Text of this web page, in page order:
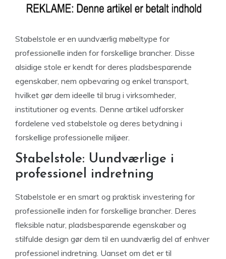
Stabelstole er en uundværlig møbeltype for
professionelle inden for forskellige brancher. Disse
alsidige stole er kendt for deres pladsbesparende
egenskaber, nem opbevaring og enkel transport,
hvilket gør dem ideelle til brug i virksomheder,
institutioner og events. Denne artikel udforsker
fordelene ved stabelstole og deres betydning i
forskellige professionelle miljøer.
Stabelstole: Uundværlige i
professionel indretning
Stabelstole er en smart og praktisk investering for
professionelle inden for forskellige brancher. Deres
fleksible natur, pladsbesparende egenskaber og
stilfulde design gør dem til en uundværlig del af enhver
professionel indretning. Uanset om det er til